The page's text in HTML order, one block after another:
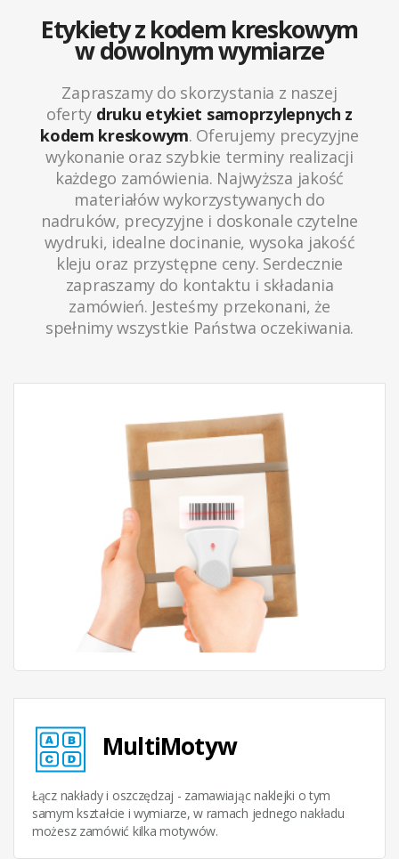
Etykiety z kodem kreskowym
w dowolnym wymiarze
Zapraszamy do skorzystania z naszej
oferty druku etykiet samoprzylepnych z
kodem kreskowym. Oferujemy precyzyjne
wykonanie oraz szybkie terminy realizacji
każdego zamówienia. Najwyższa jakość
materiałów wykorzystywanych do
nadruków, precyzyjne i doskonale czytelne
wydruki, idealne docinanie, wysoka jakość
kleju oraz przystępne ceny. Serdecznie
zapraszamy do kontaktu i składania
zamówień. Jesteśmy przekonani, że
spełnimy wszystkie Państwa oczekiwania.
MultiMotyw
Łącz nakłady i oszczędzaj - zamawiając naklejki o tym
samym kształcie i wymiarze, w ramach jednego nakładu
możesz zamówić kilka motywów.